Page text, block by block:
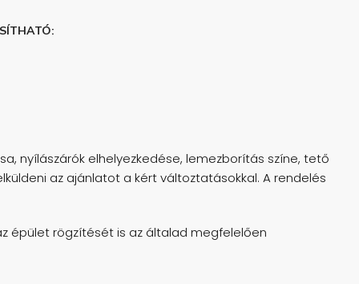
nyílászárók elhelyezkedése, lemezborítás színe, tető
az ajánlatot a kért változtatásokkal. A rendelés
épület rögzítését is az általad megfelelően